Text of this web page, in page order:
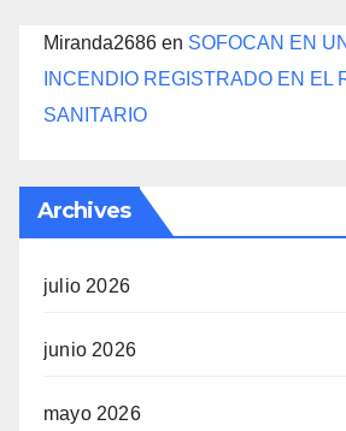
Miranda2686 en SOFOCAN EN
INCENDIO REGISTRADO EN EL
SANITARIO
Archives
julio 2026
junio 2026
mayo 2026